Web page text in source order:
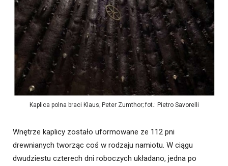
Kaplica polna braci Klaus; Peter Zumthor; fot.: Pietro Savorelli
Wnętrze kaplicy zostało uformowane ze 112 pni
drewnianych tworząc coś w rodzaju namiotu. W ciągu
dwudziestu czterech dni roboczych układano, jedna po